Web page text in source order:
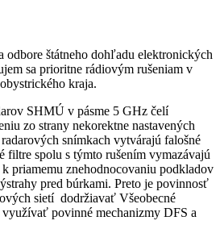
odbore štátneho dohľadu elektronických
sa prioritne rádiovým rušeniam v
kraja.
SHMÚ v pásme 5 GHz čelí
zo strany nekorektne nastavených
snímkach vytvárajú falošné
filtre spolu s týmto rušením vymazávajú
priamemu znehodnocovaniu podkladov
pred búrkami. Preto je povinnosť
sietí dodržiavať Všeobecné
povinné mechanizmy DFS a